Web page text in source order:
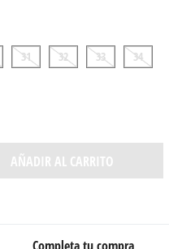
31 32 33 34
AÑADIR AL CARRITO
Completa tu compra